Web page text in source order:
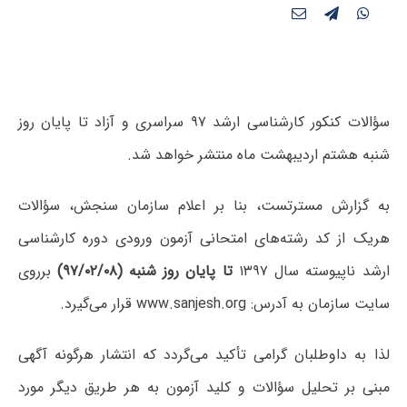
سؤالات کنکور کارشناسی ارشد ۹۷ سراسری و آزاد تا پایان روز
شنبه هشتم اردیبهشت ماه منتشر خواهد شد.
به گزارش مسترتست، بنا بر اعلام سازمان سنجش، سؤالات
هریک از کد رشته‌های امتحانی آزمون ورودی دوره کارشناسی
ارشد ناپیوسته سال ۱۳۹۷
تا پایان روز شنبه (۹۷/۰۲/۰۸)
برروی
سایت سازمان به آدرس: www.sanjesh.org قرار می‌گیرد.
لذا به داوطلبان گرامی تأکید می‌گردد که انتشار هرگونه آگهی
مبنی بر تحلیل سؤالات و کلید آزمون به هر طریق دیگر مورد